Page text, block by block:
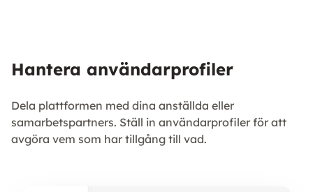
Hantera användarprofiler
Dela plattformen med dina anställda eller
samarbetspartners. Ställ in användarprofiler för att
avgöra vem som har tillgång till vad.